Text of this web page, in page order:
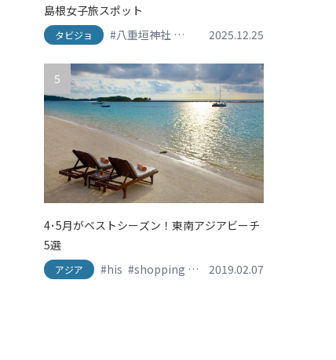
島根女子旅スポット
タビジョ #八重垣神社 #出雲 #出雲大社
2025.12.25
5
4･5月がベストシーズン！東南アジアビーチ
5選
アジア #his #shopping #travel #おしゃれ旅
2019.02.07